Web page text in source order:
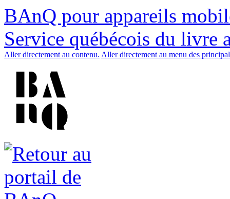
BAnQ pour appareils
Service québécois du livre
Aller directement au contenu. Aller directement au menu des